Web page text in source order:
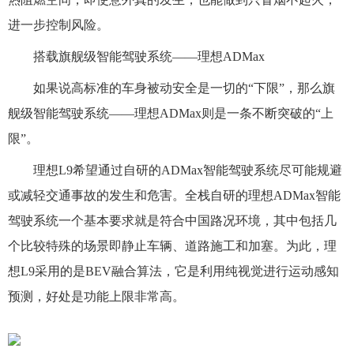
进一步控制风险。
搭载旗舰级智能驾驶系统——理想ADMax
如果说高标准的车身被动安全是一切的“下限”，那么旗
舰级智能驾驶系统——理想ADMax则是一条不断突破的“上
限”。
理想L9希望通过自研的ADMax智能驾驶系统尽可能规避
或减轻交通事故的发生和危害。全栈自研的理想ADMax智能
驾驶系统一个基本要求就是符合中国路况环境，其中包括几
个比较特殊的场景即静止车辆、道路施工和加塞。为此，理
想L9采用的是BEV融合算法，它是利用纯视觉进行运动感知
预测，好处是功能上限非常高。